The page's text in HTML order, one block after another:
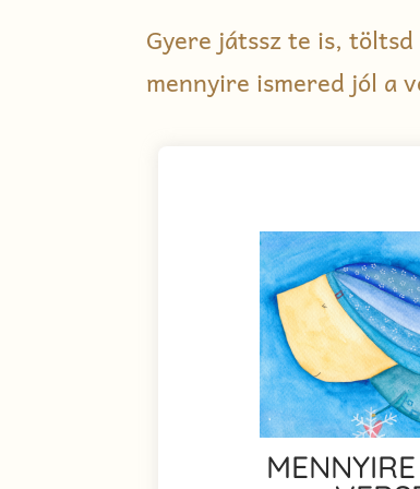
Gyere játssz te is,
mennyire ismered jól a